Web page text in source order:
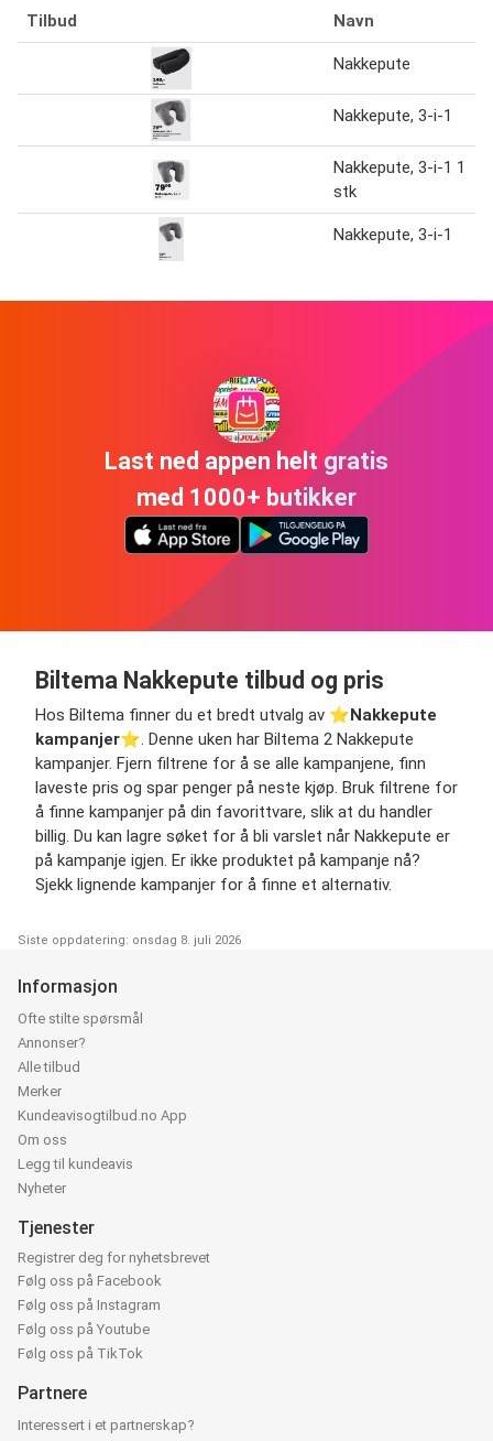
Tilbud Navn
Nakkepute
Nakkepute, 3-i-1
Nakkepute, 3-i-1 1
stk
Nakkepute, 3-i-1
Last ned appen helt gratis
med 1000+ butikker
Biltema Nakkepute tilbud og pris
Hos Biltema finner du et bredt utvalg av ⭐️Nakkepute
kampanjer⭐️. Denne uken har Biltema 2 Nakkepute
kampanjer. Fjern filtrene for å se alle kampanjene, finn
laveste pris og spar penger på neste kjøp. Bruk filtrene for
å finne kampanjer på din favorittvare, slik at du handler
billig. Du kan lagre søket for å bli varslet når Nakkepute er
på kampanje igjen. Er ikke produktet på kampanje nå?
Sjekk lignende kampanjer for å finne et alternativ.
Siste oppdatering: onsdag 8. juli 2026
Informasjon
Ofte stilte spørsmål
Annonser?
Alle tilbud
Merker
Kundeavisogtilbud.no App
Om oss
Legg til kundeavis
Nyheter
Tjenester
Registrer deg for nyhetsbrevet
Følg oss på Facebook
Følg oss på Instagram
Følg oss på Youtube
Følg oss på TikTok
Partnere
Interessert i et partnerskap?